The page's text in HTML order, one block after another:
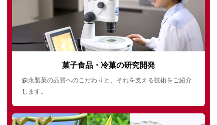
菓子食品・冷菓の研究開発
森永製菓の品質へのこだわりと、それを支える技術をご紹介
します。